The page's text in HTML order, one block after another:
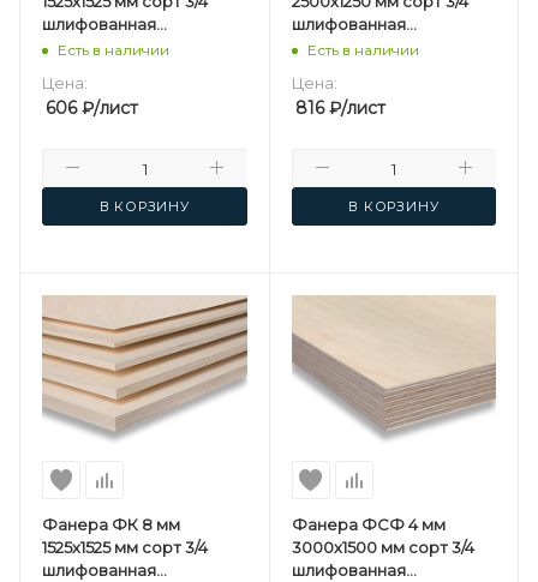
шлифованная
березовая
Есть в наличии
Цена:
606₽/лист
В КОРЗИНУ
шлифованная
березовая
Есть в наличии
Цена:
816₽/лист
В КОРЗИНУ
Фанера ФК 8 мм
1525х1525 мм сорт 3/4
шлифованная
Фанера ФСФ 4 мм
3000х1500 мм сорт 3/4
шлифованная